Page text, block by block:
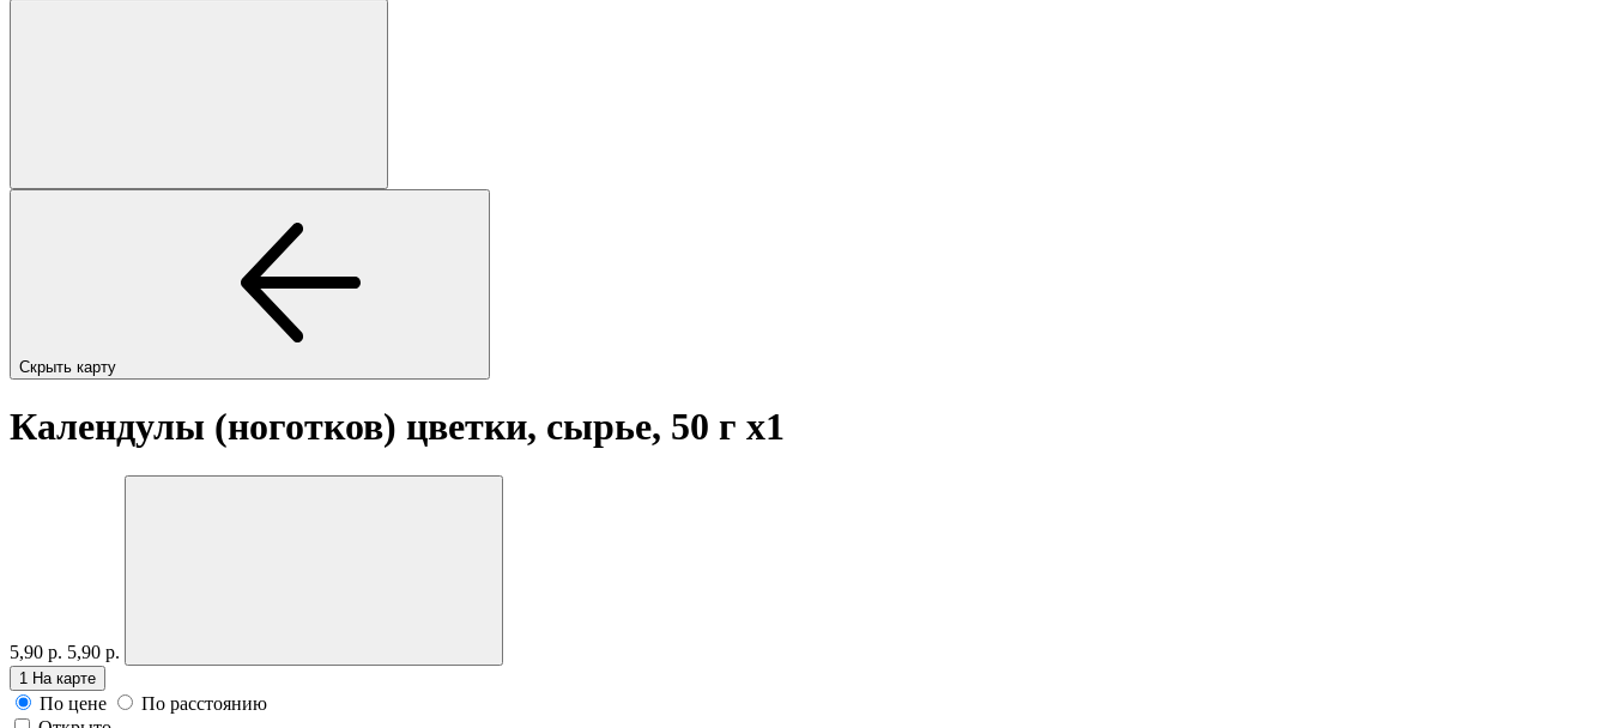
Скрыть карту
Календулы (ноготков) цветки, сырье, 50 г x1
5,90 р. 5,90 р.
1 На карте
По цене
По расстоянию